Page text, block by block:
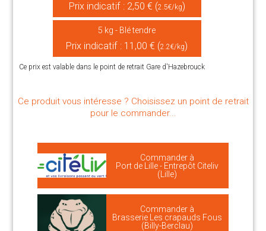
Prix indicatif : 2,50 € (2.5€/kg)
5 kg - Blé tendre
Prix indicatif : 11,00 € (2.2€/kg)
Ce prix est valable dans le point de retrait Gare d'Hazebrouck
Ce produit vous intéresse ? Choisissez un point de retrait
pour le commander...
Commander à
Port de Lille - Entrepôt Citeliv
(Lille)
Commander à
Brasserie Les crapauds Fous
(Billy-Berclau)